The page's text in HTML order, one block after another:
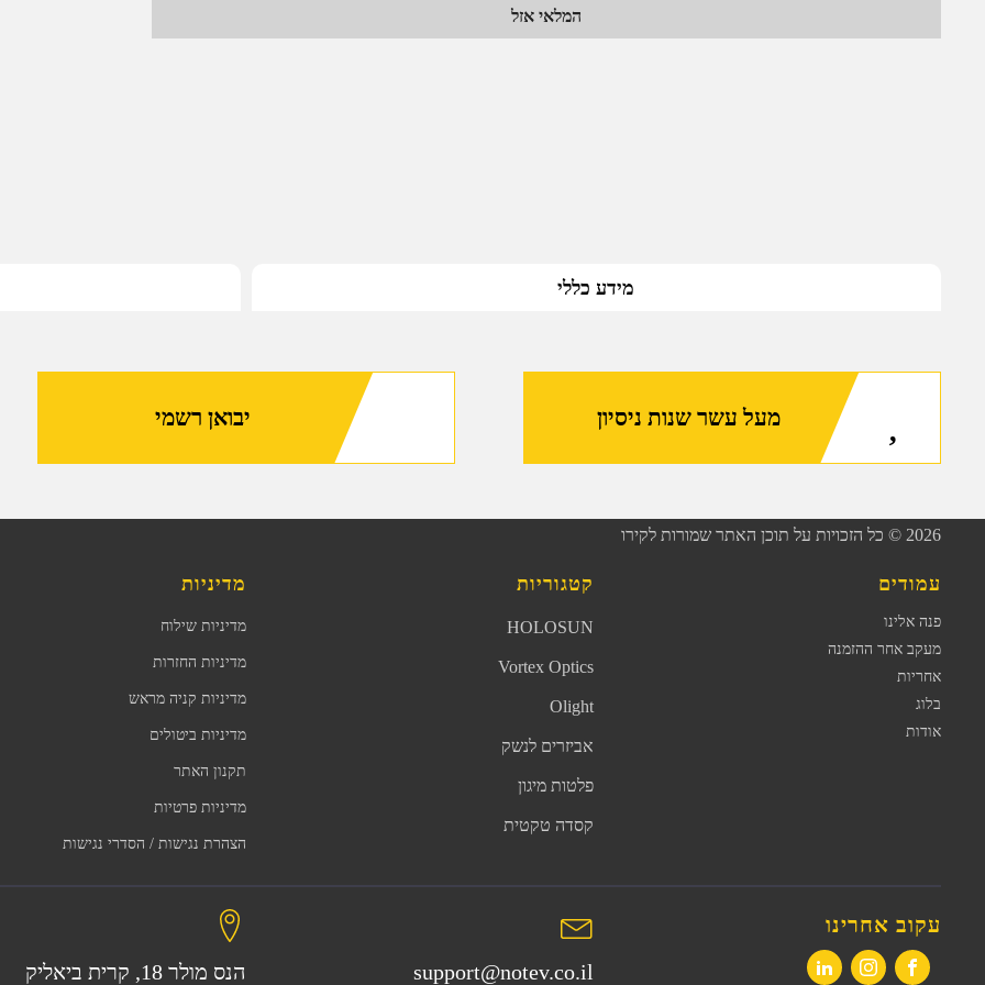
המלאי אזל
מידע כללי
מעל עשר שנות ניסיון יבואן רשמי
2026 © כל הזכויות על תוכן האתר שמורות לקירו
עמודים
פנה אלינו
מעקב אחר ההזמנה
אחריות
בלוג
אודות
קטגוריות
HOLOSUN
Vortex Optics
Olight
אביזרים לנשק
פלטות מיגון
קסדה טקטית
מדיניות
מדיניות שילוח
מדיניות החזרות
מדיניות קניה מראש
מדיניות ביטולים
תקנון האתר
מדיניות פרטיות
הצהרת נגישות / הסדרי נגישות
עקוב אחרינו
support@notev.co.il
הנס מולר 18, קרית ביאליק